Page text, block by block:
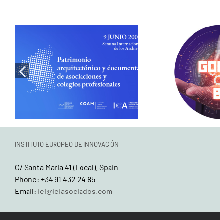
When memory
becomes design:
Historical research as a
tool for heritage
rehabilitation
Luis de
Cities
energy,
has
INSTITUTO EUROPEO DE INNOVACIÓN
C/ Santa Maria 41 (Local). Spain
Phone: +34 91 432 24 85
Email: iei@ieiasociados.com